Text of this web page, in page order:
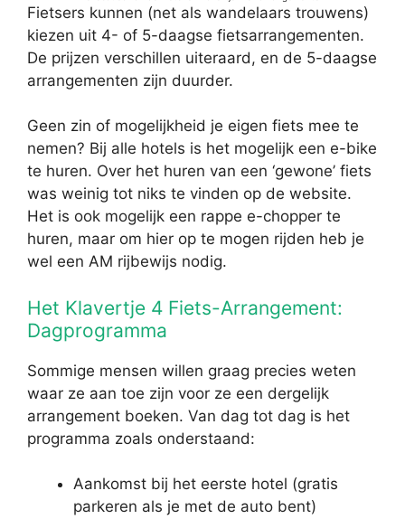
Fietsers kunnen (net als wandelaars trouwens)
kiezen uit 4- of 5-daagse fietsarrangementen.
De prijzen verschillen uiteraard, en de 5-daagse
arrangementen zijn duurder.
Geen zin of mogelijkheid je eigen fiets mee te
nemen? Bij alle hotels is het mogelijk een e-bike
te huren. Over het huren van een ‘gewone’ fiets
was weinig tot niks te vinden op de website.
Het is ook mogelijk een rappe e-chopper te
huren, maar om hier op te mogen rijden heb je
wel een AM rijbewijs nodig.
Het Klavertje 4 Fiets-Arrangement:
Dagprogramma
Sommige mensen willen graag precies weten
waar ze aan toe zijn voor ze een dergelijk
arrangement boeken. Van dag tot dag is het
programma zoals onderstaand:
Aankomst bij het eerste hotel (gratis
parkeren als je met de auto bent)